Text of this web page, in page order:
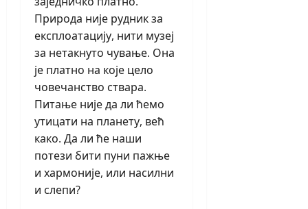
Природа није рудник за
експлоатацију, нити музеј
за нетакнуто чување. Она
је платно на које цело
човечанство ствара.
Питање није да ли ћемо
утицати на планету, већ
како. Да ли ће наши
потези бити пуни пажње
и хармоније, или насилни
и слепи?